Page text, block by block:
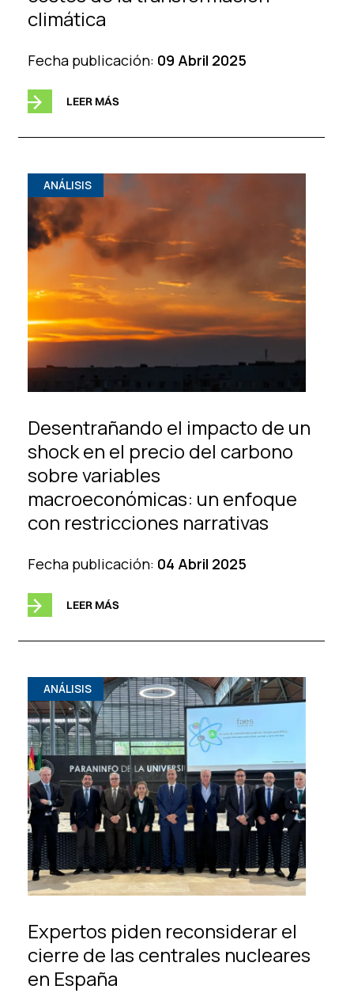
climática
Fecha publicación: 09 Abril 2025
LEER MÁS
ANÁLISIS
Desentrañando el impacto de un
shock en el precio del carbono
sobre variables
macroeconómicas: un enfoque
con restricciones narrativas
Fecha publicación: 04 Abril 2025
LEER MÁS
ANÁLISIS
Expertos piden reconsiderar el
cierre de las centrales nucleares
en España